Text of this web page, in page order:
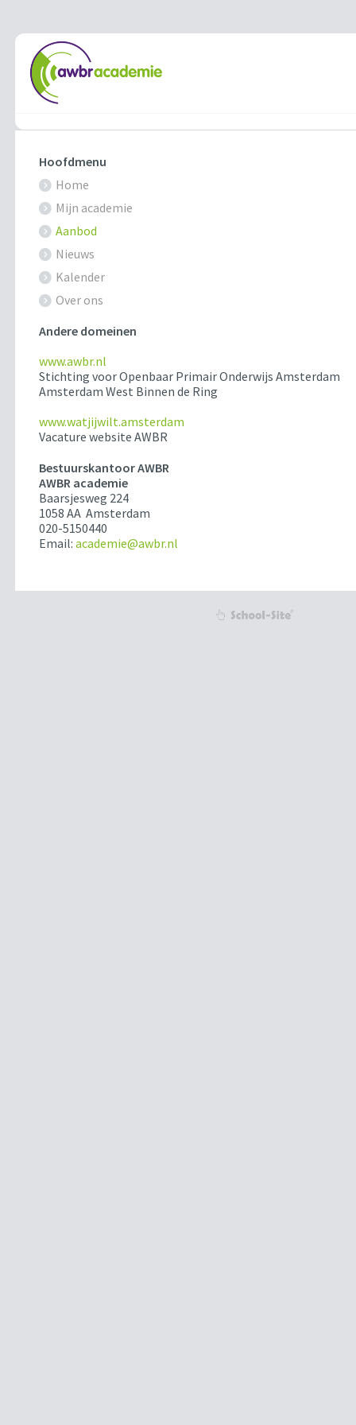
Hoofdmenu
Home
Mijn academie
Aanbod
Nieuws
Kalender
Over ons
Andere domeinen
www.awbr.nl
Stichting voor Openbaar Primair Onderwijs Amsterdam
Amsterdam West Binnen de Ring
www.watjijwilt.amsterdam
Vacature website AWBR
Bestuurskantoor AWBR
AWBR academie
Baarsjesweg 224
1058 AA Amsterdam
020-5150440
Email:academie@awbr.nl